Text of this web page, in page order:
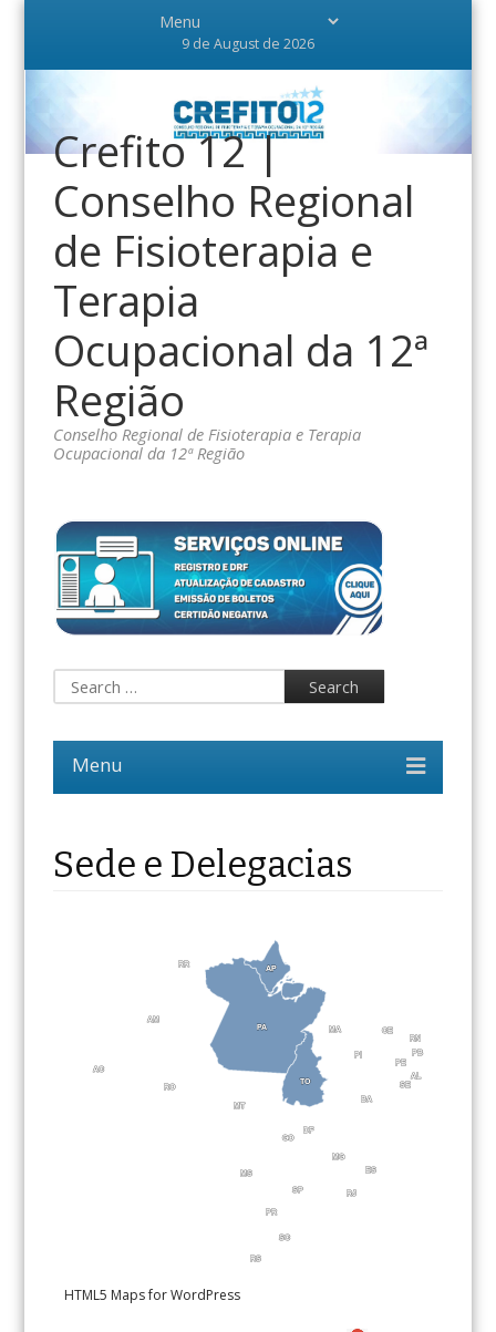
9 de August de 2026
Crefito 12 |
Conselho Regional
de Fisioterapia e
Terapia
Ocupacional da 12ª
Região
Conselho Regional de Fisioterapia e Terapia
Ocupacional da 12ª Região
Sede e Delegacias
AC
AC
AL
AL
AP
AP
AM
AM
BA
BA
CE
CE
DF
DF
ES
ES
GO
GO
MA
MA
MT
MT
MS
MS
MG
MG
PA
PA
PB
PB
PR
PR
PE
PE
PIPI
RJ
RJ
RN
RN
RS
RS
RO
RO
RR
RR
SC
SC
SP
SP
SE
SE
TO
TO
HTML5 Maps for WordPress